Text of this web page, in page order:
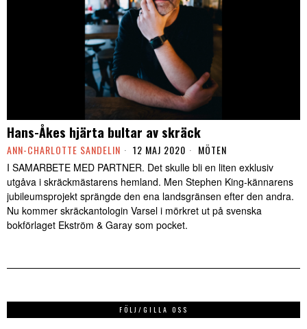
Hans-Åkes hjärta bultar av skräck
ANN-CHARLOTTE SANDELIN 12 MAJ 2020 MÖTEN
I SAMARBETE MED PARTNER. Det skulle bli en liten exklusiv
utgåva i skräckmästarens hemland. Men Stephen King-kännarens
jubileumsprojekt sprängde den ena landsgränsen efter den andra.
Nu kommer skräckantologin Varsel i mörkret ut på svenska
bokförlaget Ekström & Garay som pocket.
FÖLJ/GILLA OSS